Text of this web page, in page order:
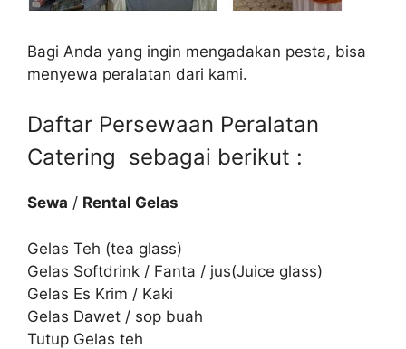
Bagi Anda yang ingin mengadakan pesta, bisa
menyewa peralatan dari kami.
Daftar Persewaan Peralatan
Catering sebagai berikut :
Sewa / Rental Gelas
Gelas Teh (tea glass)
Gelas Softdrink / Fanta / jus(Juice glass)
Gelas Es Krim / Kaki
Gelas Dawet / sop buah
Tutup Gelas teh